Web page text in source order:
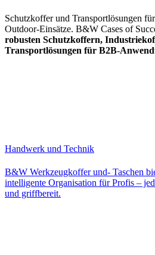
Schutzkoffer und Transportlösungen
Outdoor-Einsätze. B&W Cases of
robusten Schutzkoffern,
Transportlösungen für B2B-
Handwerk und Technik
B&W Werkzeugkoffer und- Taschen
intelligente Organisation für Profis –
und griffbereit​.